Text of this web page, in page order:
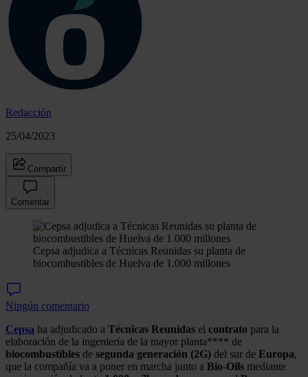
Redacción
25/04/2023
Compartir
Comentar
Cepsa adjudica a Técnicas Reunidas su planta de
biocombustibles de Huelva de 1.000 millones
Ningún comentario
Cepsa ha adjudicado a Técnicas Reunidas el contrato para la
elaboración de la ingeniería de la mayor planta**** de
biocombustibles de segunda generación (2G) del sur de Europa,
que la compañía va a poner en marcha junto a Bio-Oils mediante